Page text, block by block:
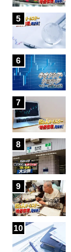
5
6
7
8
9
10